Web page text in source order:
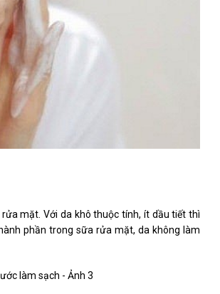
mặt. Với da khô thuộc tính, ít dầu tiết thì
phần trong sữa rửa mặt, da không làm